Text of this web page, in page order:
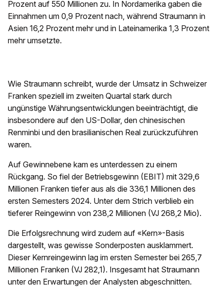
Prozent auf 550 Millionen zu. In Nordamerika gaben die
Einnahmen um 0,9 Prozent nach, während Straumann in
Asien 16,2 Prozent mehr und in Lateinamerika 1,3 Prozent
mehr umsetzte.
Wie Straumann schreibt, wurde der Umsatz in Schweizer
Franken speziell im zweiten Quartal stark durch
ungünstige Währungsentwicklungen beeinträchtigt, die
insbesondere auf den US-Dollar, den chinesischen
Renminbi und den brasilianischen Real zurückzuführen
waren.
Auf Gewinnebene kam es unterdessen zu einem
Rückgang. So fiel der Betriebsgewinn (EBIT) mit 329,6
Millionen Franken tiefer aus als die 336,1 Millionen des
ersten Semesters 2024. Unter dem Strich verblieb ein
tieferer Reingewinn von 238,2 Millionen (VJ 268,2 Mio).
Die Erfolgsrechnung wird zudem auf «Kern»-Basis
dargestellt, was gewisse Sonderposten ausklammert.
Dieser Kernreingewinn lag im ersten Semester bei 265,7
Millionen Franken (VJ 282,1). Insgesamt hat Straumann
unter den Erwartungen der Analysten abgeschnitten.